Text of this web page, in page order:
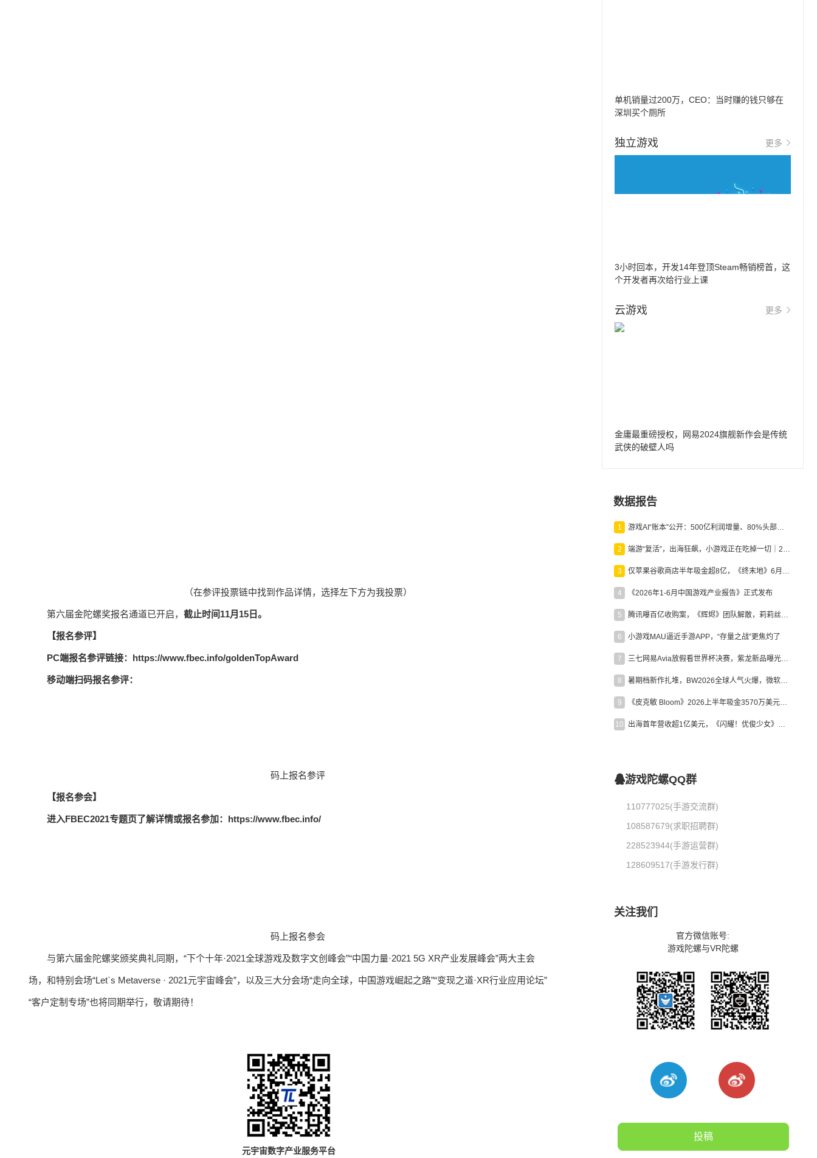
（在参评投票链中找到作品详情，选择左下方为我投票）
第六届金陀螺奖报名通道已开启， 截止时间11月15日。
【报名参评】
PC端报名参评链接： https://www.fbec.info/goldenTopAward
移动端扫码报名参评：
码上报名参评
【报名参会】
进入FBEC2021专题页了解详情或报名参加： https://www.fbec.info/
码上报名参会
与第六届金陀螺奖颁奖典礼同期，“下个十年·2021全球游戏及数字文创峰会”“中国力量·2021 5G XR产业发展峰会”两大主会
场，和特别会场“Let`s Metaverse · 2021元宇宙峰会”，以及三大分会场“走向全球，中国游戏崛起之路”“变现之道·XR行业应用论坛”
“客户定制专场”也将同期举行，敬请期待！
元宇宙数字产业服务平台
单机销量过200万，CEO：当时赚的钱只够在
深圳买个厕所
独立游戏 更多
3小时回本，开发14年登顶Steam畅销榜首，这
个开发者再次给行业上课
云游戏 更多
金庸最重磅授权，网易2024旗舰新作会是传统
武侠的破壁人吗
数据报告
1 游戏AI“账本”公开：500亿利润增量、80%头部入局，谁在闷声发财？
2 端游“复活”，出海狂飙，小游戏正在吃掉一切｜2026上半年产业报告
3 仅苹果谷歌商店半年吸金超8亿，《终末地》6月份收入显著回暖
4 《2026年1-6月中国游戏产业报告》正式发布
5 腾讯曝百亿收购案，《辉烬》团队解散，莉莉丝新作曝光｜陀螺周报
6 小游戏MAU逼近手游APP，“存量之战”更焦灼了
7 三七网易Avia放假看世界杯决赛，紫龙新品曝光，米哈游新作上线 | 陀螺周报
8 暑期档新作扎堆，BW2026全球人气火爆，微软XBOX大裁员|陀螺周报
9 《皮克敏 Bloom》2026上半年吸金3570万美元，中国台湾成最大市场
10 出海首年营收超1亿美元，《闪耀！优俊少女》美国市场占比达七成
游戏陀螺QQ群
110777025(手游交流群)
108587679(求职招聘群)
228523944(手游运营群)
128609517(手游发行群)
关注我们
官方微信账号:
游戏陀螺与VR陀螺
投稿